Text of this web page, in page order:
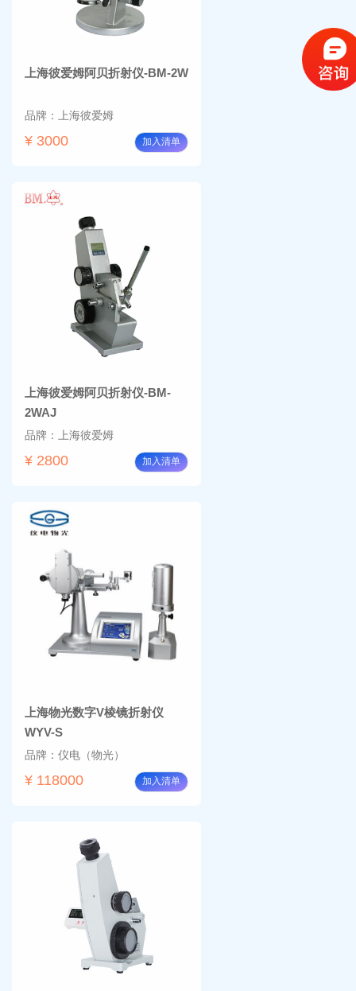
上海彼爱姆阿贝折射仪-BM-2W
品牌：上海彼爱姆
¥ 3000 加入清单
上海彼爱姆阿贝折射仪-BM-
2WAJ
品牌：上海彼爱姆
¥ 2800 加入清单
上海物光数字V棱镜折射仪
WYV-S
品牌：仪电（物光）
¥ 118000 加入清单